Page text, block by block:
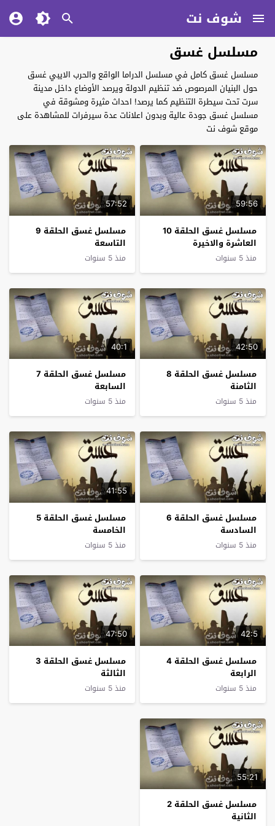
شوف نت
مسلسل غسق
مسلسل غسق كامل في مسلسل الدراما الواقع والحرب الايبي غسق
حول البنيان المرصوص ضد تنظيم الدولة ويرصد الأوضاع داخل مدينة
سرت تحت سيطرة التنظيم كما يرصد! احداث مثيرة ومشوقة في
مسلسل غسق جودة عالية وبدون اعلانات عدة سيرفرات للمشاهدة على
موقع شوف نت
59:56
مسلسل غسق الحلقة 10
العاشرة والاخيرة
منذ 5 سنوات
57:52
مسلسل غسق الحلقة 9
التاسعة
منذ 5 سنوات
42:50
مسلسل غسق الحلقة 8
الثامنة
منذ 5 سنوات
40:1
مسلسل غسق الحلقة 7
السابعة
منذ 5 سنوات
مسلسل غسق الحلقة 6
السادسة
منذ 5 سنوات
41:55
مسلسل غسق الحلقة 5
الخامسة
منذ 5 سنوات
42:5
مسلسل غسق الحلقة 4
الرابعة
منذ 5 سنوات
47:50
مسلسل غسق الحلقة 3
الثالثة
منذ 5 سنوات
55:21
مسلسل غسق الحلقة 2
الثانية